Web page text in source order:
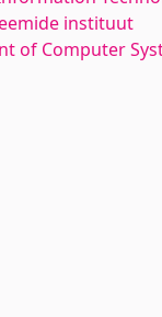
instituut
of Computer